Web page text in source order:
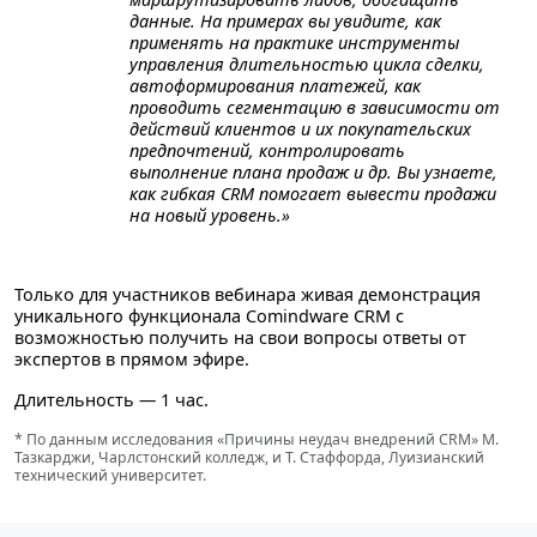
данные. На примерах вы увидите, как
применять на практике инструменты
управления длительностью цикла сделки,
автоформирования платежей, как
проводить сегментацию в зависимости от
действий клиентов и их покупательских
предпочтений, контролировать
выполнение плана продаж и др. Вы узнаете,
как гибкая CRM помогает вывести продажи
на новый уровень.»
Только для участников вебинара живая демонстрация
уникального функционала Comindware CRM с
возможностью получить на свои вопросы ответы от
экспертов в прямом эфире.
Длительность — 1 час.
* По данным исследования «Причины неудач внедрений CRM» М.
Тазкарджи, Чарлстонский колледж, и Т. Стаффорда, Луизианский
технический университет.